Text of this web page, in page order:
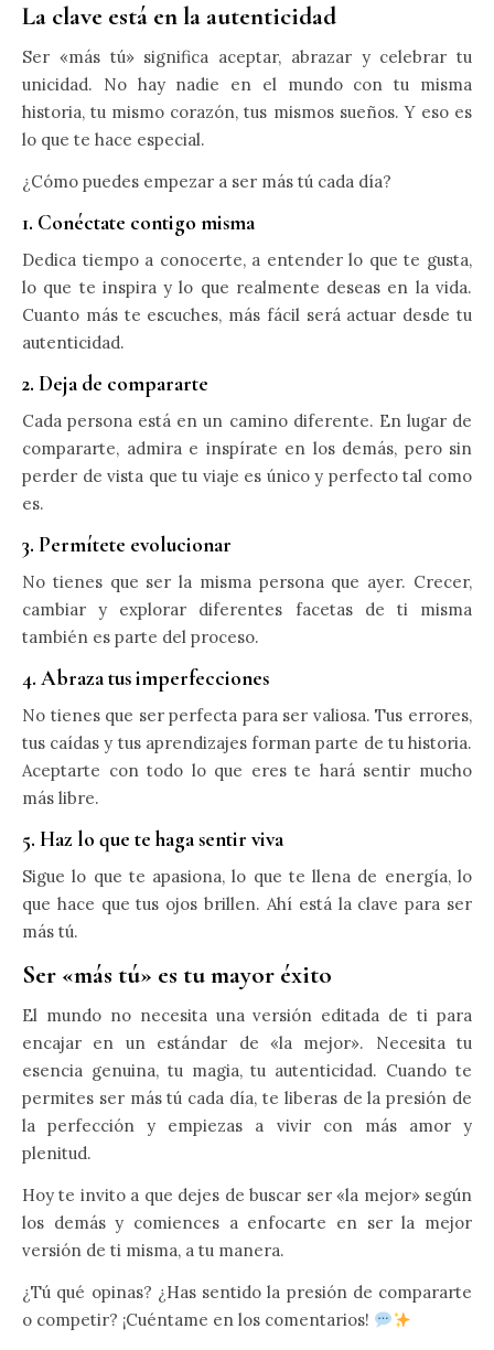
La clave está en la autenticidad
Ser «más tú» significa aceptar, abrazar y celebrar tu
unicidad. No hay nadie en el mundo con tu misma
historia, tu mismo corazón, tus mismos sueños. Y eso es
lo que te hace especial.
¿Cómo puedes empezar a ser más tú cada día?
1. Conéctate contigo misma
Dedica tiempo a conocerte, a entender lo que te gusta,
lo que te inspira y lo que realmente deseas en la vida.
Cuanto más te escuches, más fácil será actuar desde tu
autenticidad.
2. Deja de compararte
Cada persona está en un camino diferente. En lugar de
compararte, admira e inspírate en los demás, pero sin
perder de vista que tu viaje es único y perfecto tal como
es.
3. Permítete evolucionar
No tienes que ser la misma persona que ayer. Crecer,
cambiar y explorar diferentes facetas de ti misma
también es parte del proceso.
4. Abraza tus imperfecciones
No tienes que ser perfecta para ser valiosa. Tus errores,
tus caídas y tus aprendizajes forman parte de tu historia.
Aceptarte con todo lo que eres te hará sentir mucho
más libre.
5. Haz lo que te haga sentir viva
Sigue lo que te apasiona, lo que te llena de energía, lo
que hace que tus ojos brillen. Ahí está la clave para ser
más tú.
Ser «más tú» es tu mayor éxito
El mundo no necesita una versión editada de ti para
encajar en un estándar de «la mejor». Necesita tu
esencia genuina, tu magia, tu autenticidad. Cuando te
permites ser más tú cada día, te liberas de la presión de
la perfección y empiezas a vivir con más amor y
plenitud.
Hoy te invito a que dejes de buscar ser «la mejor» según
los demás y comiences a enfocarte en ser la mejor
versión de ti misma, a tu manera.
¿Tú qué opinas? ¿Has sentido la presión de compararte
o competir? ¡Cuéntame en los comentarios!